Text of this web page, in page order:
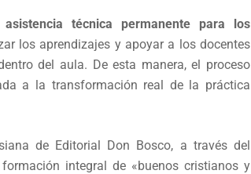
técnica permanente para los
los aprendizajes y apoyar a los docentes
del aula. De esta manera, el proceso
a la transformación real de la práctica
de Editorial Don Bosco, a través del
integral de «buenos cristianos y